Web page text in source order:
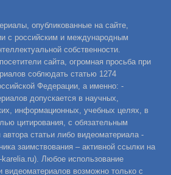
опубликованные на сайте,
с российским и международным
собственности.
сайта, огромная просьба при
соблюдать статью 1274
Федерации, а именно: -
допускается в научных,
информационных, учебных целях, в
цитирования, с обязательным
статьи либо видеоматериала -
заимствования – активной ссылки на
Любое использование
видеоматериалов возможно только с